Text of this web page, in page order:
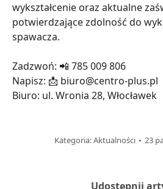
wykształcenie oraz aktualne
potwierdzające zdolność do
spawacza.
Zadzwoń: 📲 785 009 806
Napisz: 📩 biuro@centro-plus.pl
Biuro: ul. Wronia 28, Włocławek
Kategoria:Aktualności 23
Udostępnij